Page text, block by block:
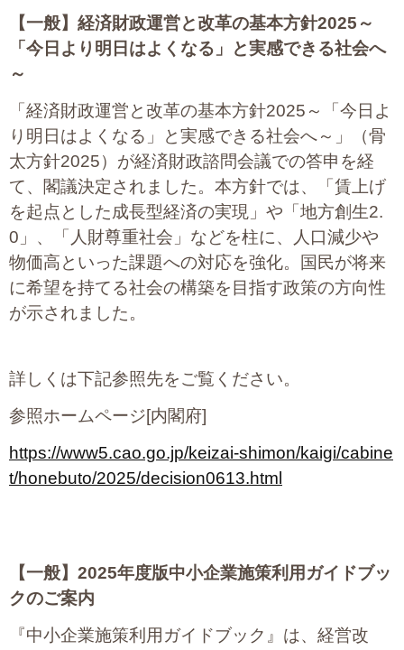
【一般】 経済財政運営と改革の基本方針2025～
「今日より明日はよくなる」と実感できる社会へ
～
「経済財政運営と改革の基本方針2025～「今日よ
り明日はよくなる」と実感できる社会へ～」（骨
太方針2025）が経済財政諮問会議での答申を経
て、閣議決定されました。本方針では、「賃上げ
を起点とした成長型経済の実現」や「地方創生2.
0」、「人財尊重社会」などを柱に、人口減少や
物価高といった課題への対応を強化。国民が将来
に希望を持てる社会の構築を目指す政策の方向性
が示されました。
詳しくは下記参照先をご覧ください。
参照ホームページ[内閣府]
https://www5.cao.go.jp/keizai-shimon/kaigi/cabine
t/honebuto/2025/decision0613.html
【一般】 2025年度版中小企業施策利用ガイドブッ
クのご案内
『中小企業施策利用ガイドブック』は、経営改